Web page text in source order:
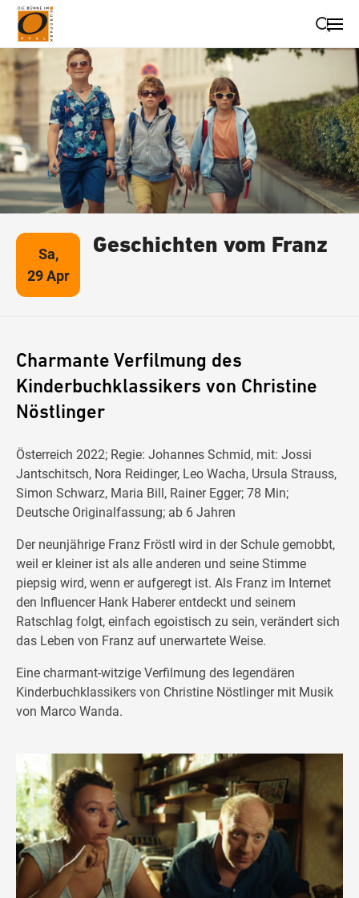
Suche schließen
Wegbeschreibung erhalten
Sa,
29 Apr
Geschichten vom Franz
Charmante Verfilmung des
Kinderbuchklassikers von Christine
Nöstlinger
Österreich 2022; Regie: Johannes Schmid, mit: Jossi
Jantschitsch, Nora Reidinger, Leo Wacha, Ursula Strauss,
Simon Schwarz, Maria Bill, Rainer Egger; 78 Min;
Deutsche Originalfassung; ab 6 Jahren
Der neunjährige Franz Fröstl wird in der Schule gemobbt,
weil er kleiner ist als alle anderen und seine Stimme
piepsig wird, wenn er aufgeregt ist. Als Franz im Internet
den Influencer Hank Haberer entdeckt und seinem
Ratschlag folgt, einfach egoistisch zu sein, verändert sich
das Leben von Franz auf unerwartete Weise.
Eine charmant-witzige Verfilmung des legendären
Kinderbuchklassikers von Christine Nöstlinger mit Musik
von Marco Wanda.